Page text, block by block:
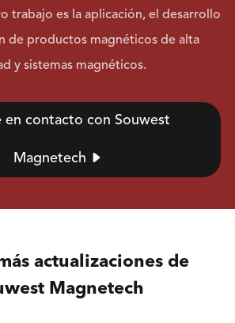
trabajo es la aplicación, el desarrollo
de productos magnéticos de alta
y sistemas magnéticos.
en contacto con Souwest
Magnetech 
actualizaciones de
Magnetech